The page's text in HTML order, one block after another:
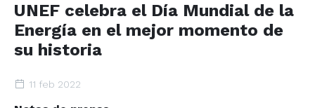
UNEF celebra el Día Mundial de la
Energía en el mejor momento de
su historia
11 feb 2022